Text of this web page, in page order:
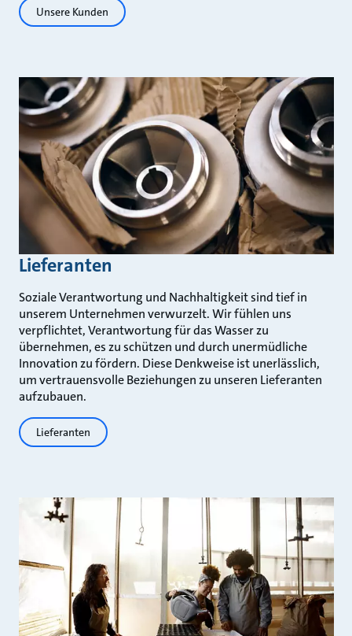
Unsere Kunden
Lieferanten
Soziale Verantwortung und Nachhaltigkeit sind tief in
unserem Unternehmen verwurzelt. Wir fühlen uns
verpflichtet, Verantwortung für das Wasser zu
übernehmen, es zu schützen und durch unermüdliche
Innovation zu fördern. Diese Denkweise ist unerlässlich,
um vertrauensvolle Beziehungen zu unseren Lieferanten
aufzubauen.
Lieferanten